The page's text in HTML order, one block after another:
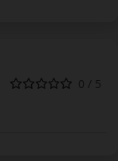
0 / 5